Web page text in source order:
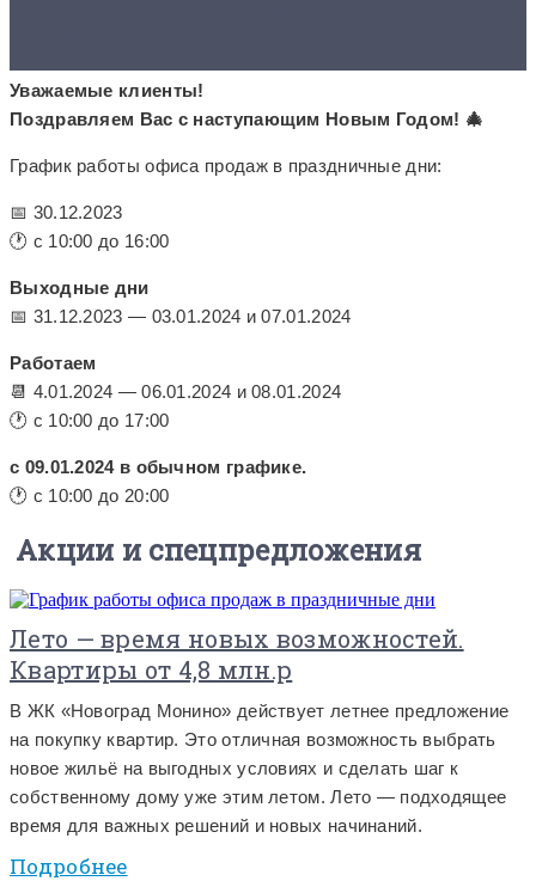
Уважаемые клиенты!
Поздравляем Вас с наступающим Новым Годом! 🎄
График работы офиса продаж в праздничные дни:
📅 30.12.2023
🕐 c 10:00 до 16:00
Выходные дни
📅 31.12.2023 — 03.01.2024 и 07.01.2024
Работаем
📆 4.01.2024 — 06.01.2024 и 08.01.2024
🕐 с 10:00 до 17:00
с 09.01.2024 в обычном графике.
🕐 с 10:00 до 20:00
Акции и спецпредложения
Лето — время новых возможностей.
Квартиры от 4,8 млн.р
В ЖК «Новоград Монино» действует летнее предложение
на покупку квартир. Это отличная возможность выбрать
новое жильё на выгодных условиях и сделать шаг к
собственному дому уже этим летом. Лето — подходящее
время для важных решений и новых начинаний.
Подробнее